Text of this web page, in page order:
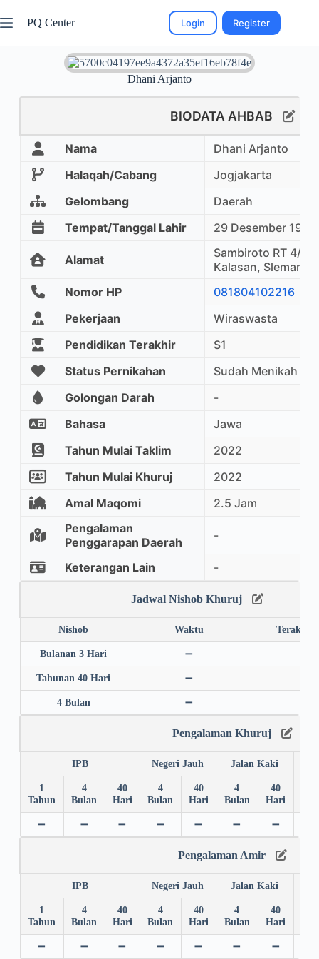
PQ Center Login Register
Dhani Arjanto
BIODATA AHBAB
Nama
Dhani Arjanto
Halaqah/Cabang
Jogjakarta
Gelombang
Daerah
Tempat/Tanggal Lahir
29 Desember 1971
Alamat
Sambiroto RT 4/
Kalasan, Sleman,
Nomor HP
081804102216
Pekerjaan
Wiraswasta
Pendidikan Terakhir
S1
Status Pernikahan
Sudah Menikah
Golongan Darah
-
Bahasa
Jawa
Tahun Mulai Taklim
2022
Tahun Mulai Khuruj
2022
Amal Maqomi
2.5 Jam
Pengalaman
Penggarapan Daerah
-
Keterangan Lain -
Jadwal Nishob Khuruj
Nishob Waktu Terakhir
Bulanan 3 Hari ➖
Tahunan 40 Hari ➖
4 Bulan ➖
Pengalaman Khuruj
IPB Negeri Jauh Jalan Kaki
1
Tahun
4
Bulan
40
Hari
4
Bulan
40
Hari
4
Bulan
40
Hari
➖ ➖ ➖ ➖ ➖ ➖ ➖
Pengalaman Amir
IPB Negeri Jauh Jalan Kaki
1
Tahun
4
Bulan
40
Hari
4
Bulan
40
Hari
4
Bulan
40
Hari
➖ ➖ ➖ ➖ ➖ ➖ ➖